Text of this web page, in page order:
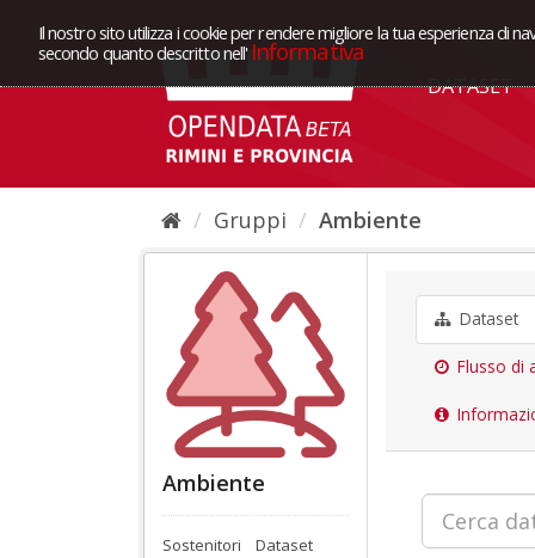
Il nostro sito utilizza i cookie per rendere migliore la tua esperienza di
secondo quanto descritto nell' Informativa
DATASET
Gruppi Ambiente
Ambiente
Sostenitori Dataset
Dataset
Flusso di